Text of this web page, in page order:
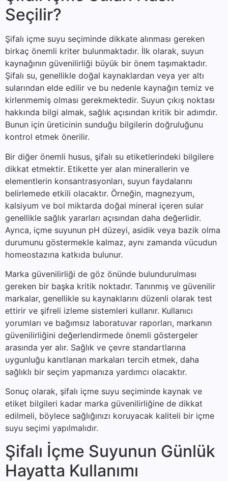
Seçilir?
Şifalı içme suyu seçiminde dikkate alınması gereken
birkaç önemli kriter bulunmaktadır. İlk olarak, suyun
kaynağının güvenilirliği büyük bir önem taşımaktadır.
Şifalı su, genellikle doğal kaynaklardan veya yer altı
sularından elde edilir ve bu nedenle kaynağın temiz ve
kirlenmemiş olması gerekmektedir. Suyun çıkış noktası
hakkında bilgi almak, sağlık açısından kritik bir adımdır.
Bunun için üreticinin sunduğu bilgilerin doğruluğunu
kontrol etmek önerilir.
Bir diğer önemli husus, şifalı su etiketlerindeki bilgilere
dikkat etmektir. Etikette yer alan minerallerin ve
elementlerin konsantrasyonları, suyun faydalarını
belirlemede etkili olacaktır. Örneğin, magnezyum,
kalsiyum ve bol miktarda doğal mineral içeren sular
genellikle sağlık yararları açısından daha değerlidir.
Ayrıca, içme suyunun pH düzeyi, asidik veya bazik olma
durumunu göstermekle kalmaz, aynı zamanda vücudun
homeostazına katkıda bulunur.
Marka güvenilirliği de göz önünde bulundurulması
gereken bir başka kritik noktadır. Tanınmış ve güvenilir
markalar, genellikle su kaynaklarını düzenli olarak test
ettirir ve şifreli izleme sistemleri kullanır. Kullanıcı
yorumları ve bağımsız laboratuvar raporları, markanın
güvenilirliğini değerlendirmede önemli göstergeler
arasında yer alır. Sağlık ve çevre standartlarına
uygunluğu kanıtlanan markaları tercih etmek, daha
sağlıklı bir seçim yapmanıza yardımcı olacaktır.
Sonuç olarak, şifalı içme suyu seçiminde kaynak ve
etiket bilgileri kadar marka güvenilirliğine de dikkat
edilmeli, böylece sağlığınızı koruyacak kaliteli bir içme
suyu seçimi yapılmalıdır.
Şifalı İçme Suyunun Günlük
Hayatta Kullanımı